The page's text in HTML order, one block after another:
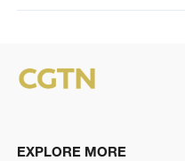
EXPLORE MORE